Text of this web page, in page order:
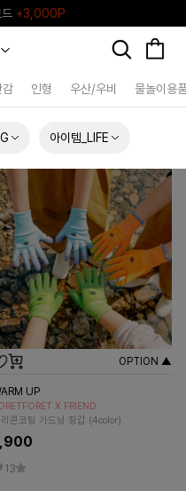
+3,000P
감 인형 우산/우비 물놀이용
아이템_LIFE
OPTION ▲
UP
X FRIEND
리콘코팅 가드닝 장갑 (4color)
13